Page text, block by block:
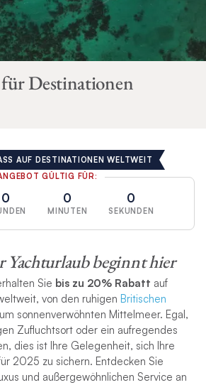
Destinationen
AUF DESTINATIONEN WELTWEIT
GÜLTIG FÜR:
0 0
MINUTEN
0
SEKUNDEN
Yachturlaub beginnt hier
Sie bis zu 20% Rabatt auf
von den ruhigen Britischen
sonnenverwöhnten Mittelmeer. Egal,
Zufluchtsort oder ein aufregendes
dies ist Ihre Gelegenheit, sich Ihre
2025 zu sichern. Entdecken Sie
und außergewöhnlichen Service an